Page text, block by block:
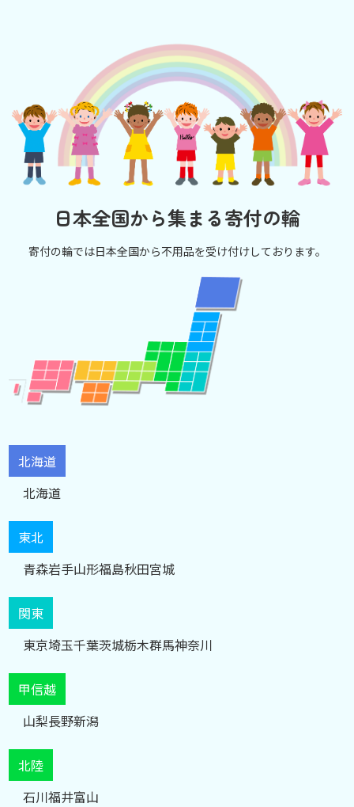
日本全国から集まる寄付の輪
寄付の輪では日本全国から不用品を受け付けしております。
北海道
北海道
東北
青森岩手山形福島秋田宮城
関東
東京埼玉千葉茨城栃木群馬神奈川
甲信越
山梨長野新潟
北陸
石川福井富山